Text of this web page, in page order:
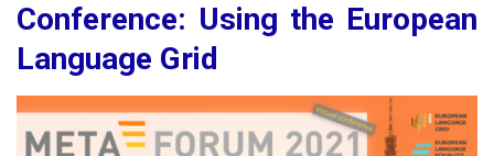
Conference: Using the European
Language Grid